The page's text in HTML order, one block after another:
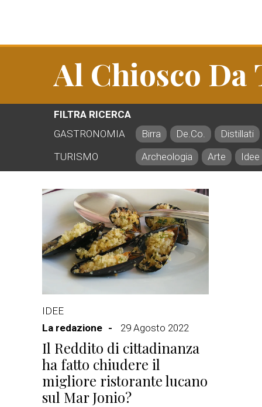
Al Chiosco Da
FILTRA RICERCA
GASTRONOMIA
Birra De.Co.
Distillati
TURISMO
Archeologia Arte Idee
IDEE
La redazione
29 Agosto 2022
Il Reddito di cittadinanza
ha fatto chiudere il
migliore ristorante lucano
sul Mar Jonio?